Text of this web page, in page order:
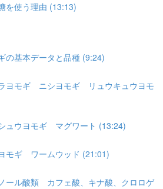
を使う理由 (13:13)
の基本データと品種 (9:24)
ヨモギ ニシヨモギ リュウキュウヨモ
ュウヨモギ マグワート (13:24)
モギ ワームウッド (21:01)
ール酸類 カフェ酸、キナ酸、クロロゲ